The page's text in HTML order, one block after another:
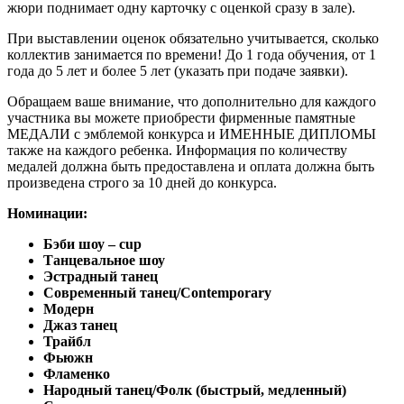
жюри поднимает одну карточку с оценкой сразу в зале).
При выставлении оценок обязательно учитывается, сколько
коллектив занимается по времени! До 1 года обучения, от 1
года до 5 лет и более 5 лет (указать при подаче заявки).
Обращаем ваше внимание, что дополнительно для каждого
участника вы можете приобрести фирменные памятные
МЕДАЛИ с эмблемой конкурса и ИМЕННЫЕ ДИПЛОМЫ
также на каждого ребенка. Информация по количеству
медалей должна быть предоставлена и оплата должна быть
произведена строго за 10 дней до конкурса.
Номинации:
Бэби шоу – cup
Танцевальное шоу
Эстрадный танец
Современный танец/Contemporary
Модерн
Джаз танец
Трайбл
Фьюжн
Фламенко
Народный танец/Фолк (быстрый, медленный)